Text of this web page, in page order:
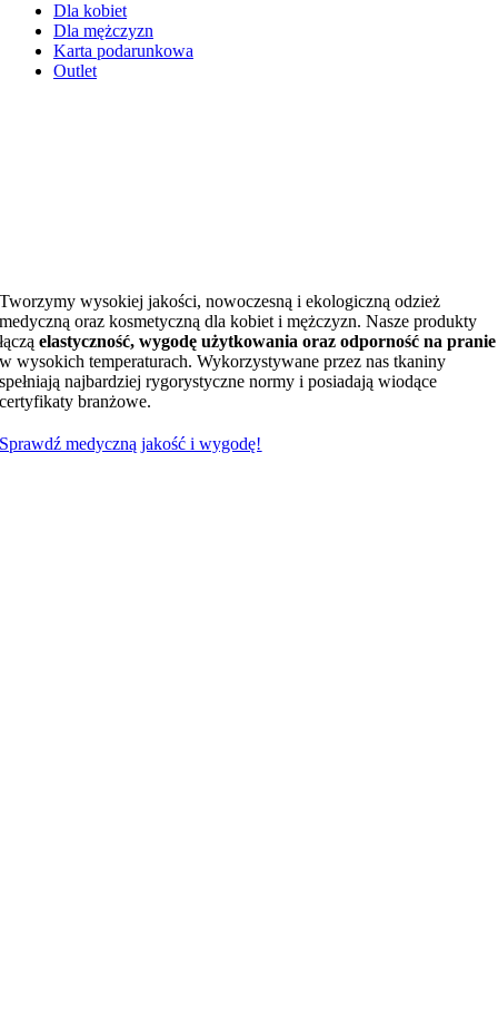
Dla kobiet
Dla mężczyzn
Karta podarunkowa
Outlet
Tworzymy wysokiej jakości, nowoczesną i ekologiczną odzież
medyczną oraz kosmetyczną dla kobiet i mężczyzn. Nasze produkty
łącząelastyczność, wygodę użytkowania oraz odporność na pranie
w wysokich temperaturach. Wykorzystywane przez nas tkaniny
spełniają najbardziej rygorystyczne normy i posiadają wiodące
certyfikaty branżowe.
Sprawdź medyczną jakość i wygodę!